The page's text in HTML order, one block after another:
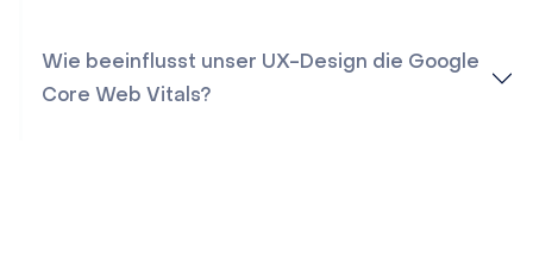
Wie beeinflusst unser UX-Design die Google
Core Web Vitals?